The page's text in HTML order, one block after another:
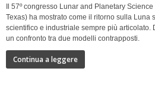
Il 57º congresso Lunar and Planetary
Texas) ha mostrato come il ritorno sulla Luna
scientifico e industriale sempre più articolato.
un confronto tra due modelli contrapposti.
Continua a leggere